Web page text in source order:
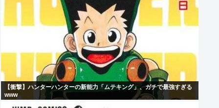
【衝撃】ハンターハンターの新能力「ムテキング」、ガチで最強すぎる
www